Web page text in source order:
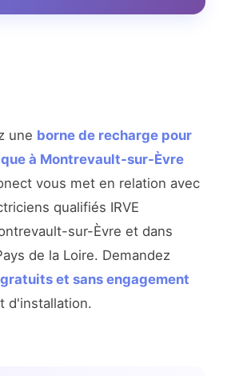
une borne de recharge pour
à Montrevault-sur-Èvre
vous met en relation avec
qualifiés IRVE
sur-Èvre et dans
de la Loire. Demandez
et sans engagement
d'installation.